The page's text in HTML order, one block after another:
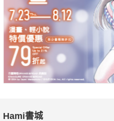
賊。可是十九世紀中葉以後，潮
南亞以及中國沿海港市都見得到
了一個「海洋潮州」的概念，從
的歷史，饒有勝意。
～陳國棟｜中央研究院歷史語言
★專業推薦
Hami書城